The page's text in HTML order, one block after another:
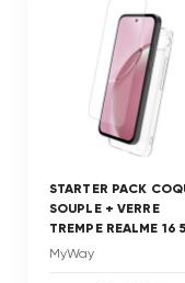
STARTER PACK
SOUPLE + VERRE
TREMPE REALME 16
MyWay